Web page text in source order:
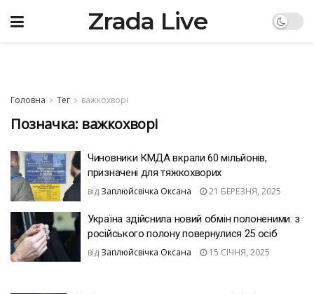
Zrada Live
Головна Тег важкохворі
Позначка: важкохворі
Чиновники КМДА вкрали 60 мільйонів,
призначені для тяжкохворих
від Заплюйсвічка Оксана 21 БЕРЕЗНЯ, 2025
Україна здійснила новий обмін полоненими: з
російського полону повернулися 25 осіб
від Заплюйсвічка Оксана 15 СІЧНЯ, 2025